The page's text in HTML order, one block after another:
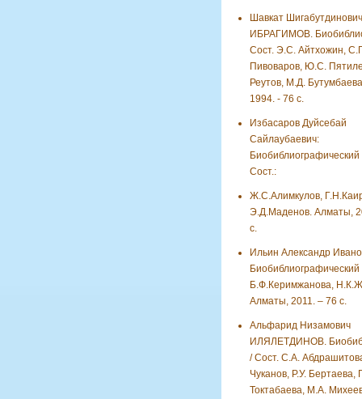
Шавкат Шигабутдинович
ИБРАГИМОВ.
Сост. Э.С. Айтхожин,
Пивоваров, Ю.С.
Реутов, М.Д.
1994. - 76 с.
Избасаров Дуйсебай
Сайлаубаевич:
Биобиблиографический
Сост.:
Ж.С.Алимкулов,
Э.Д.Маденов. Алматы,
с.
Ильин Александр
Биобиблиографический
Б.Ф.Керимжанова,
Алматы, 2011. – 76 с.
Альфарид Низамович
ИЛЯЛЕТДИНОВ.
/ Сост. С.А.
Чуканов, Р.У. Бертаева,
Токтабаева, М.А.